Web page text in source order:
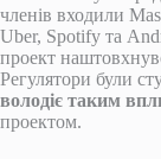
членів входили
Uber, Spotify та
проект
Регулятори були
володіє таким
проектом.